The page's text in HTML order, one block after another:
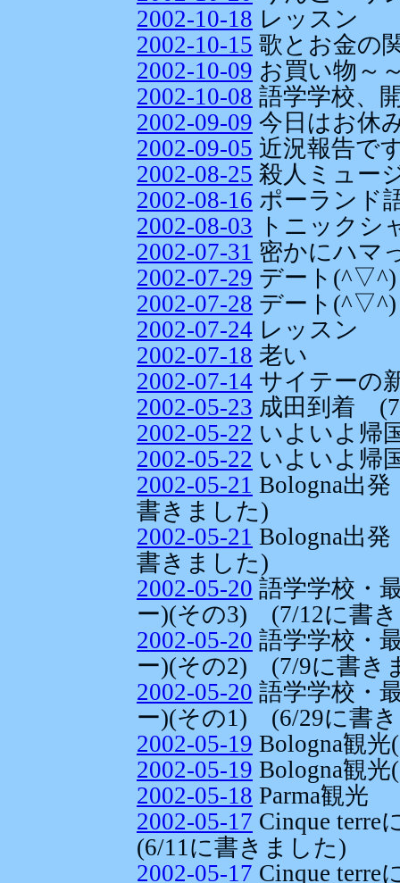
2002-10-18 レッスン
2002-10-15 歌とお金の
2002-10-09 お買い物～
2002-10-08 語学学校、
2002-09-09 今日はお休
2002-09-05 近況報告で
2002-08-25 殺人ミュー
2002-08-16 ポーランド
2002-08-03 トニックシ
2002-07-31 密かにハマ
2002-07-29 デート(^▽^)
2002-07-28 デート(^▽^)
2002-07-24 レッスン
2002-07-18 老い
2002-07-14 サイテーの
2002-05-23 成田到着
2002-05-22 いよいよ帰
2002-05-22 いよいよ帰
2002-05-21 Bologna出
書きました)
2002-05-21 Bologna出
書きました)
2002-05-20 語学学校・
ー)(その3) (7/12に書
2002-05-20 語学学校・
ー)(その2) (7/9に書き
2002-05-20 語学学校・
ー)(その1) (6/29に書
2002-05-19 Bologna観
2002-05-19 Bologna観
2002-05-18 Parma観光
2002-05-17 Cinque
(6/11に書きました)
2002-05-17 Cinque